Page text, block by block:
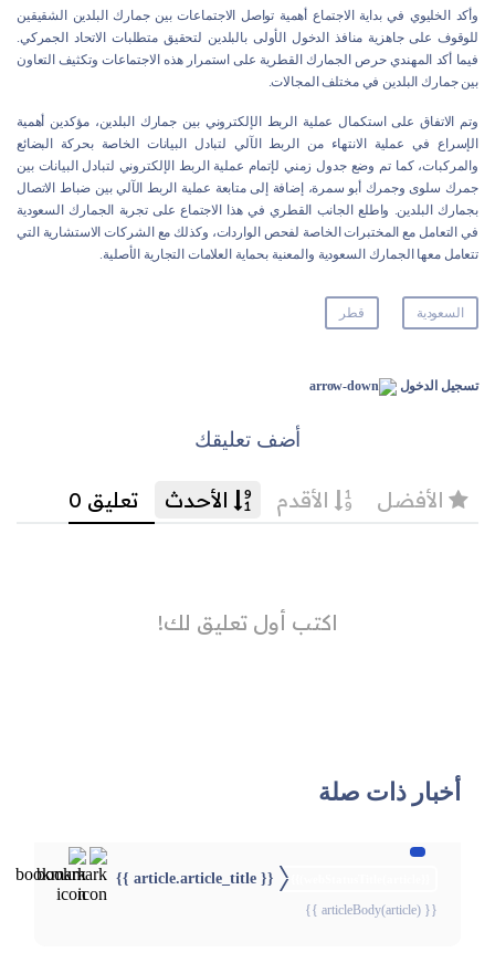
وأكد الخليوي في بداية الاجتماع أهمية تواصل الاجتماعات بين جمارك البلدين الشقيقين
للوقوف على جاهزية منافذ الدخول الأولى بالبلدين لتحقيق متطلبات الاتحاد الجمركي.
فيما أكد المهندي حرص الجمارك القطرية على استمرار هذه الاجتماعات وتكثيف التعاون
بين جمارك البلدين في مختلف المجالات.
وتم الاتفاق على استكمال عملية الربط الإلكتروني بين جمارك البلدين، مؤكدين أهمية
الإسراع في عملية الانتهاء من الربط الآلي لتبادل البيانات الخاصة بحركة البضائع
والمركبات، كما تم وضع جدول زمني لإتمام عملية الربط الإلكتروني لتبادل البيانات بين
جمرك سلوى وجمرك أبو سمرة، إضافة إلى متابعة عملية الربط الآلي بين ضباط الاتصال
بجمارك البلدين. واطلع الجانب القطري في هذا الاجتماع على تجربة الجمارك السعودية
في التعامل مع المختبرات الخاصة لفحص الواردات، وكذلك مع الشركات الاستشارية التي
تتعامل معها الجمارك السعودية والمعنية بحماية العلامات التجارية الأصلية.
السعودية قطر
تسجيل الدخول
أضف تعليقك
أخبار ذات صلة
{{ article.article_title }}
{{ articleBody(article) }}